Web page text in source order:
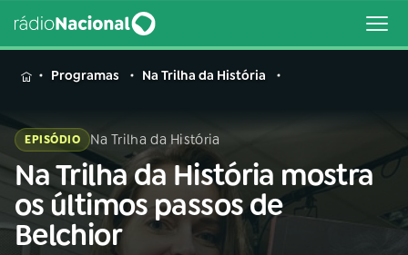
MENU
Buscar
na
Rádio
Nacional
Buscar
Programas Na Trilha da História
EPISÓDIO Na Trilha da História
Na Trilha da História mostra
os últimos passos de
Belchior